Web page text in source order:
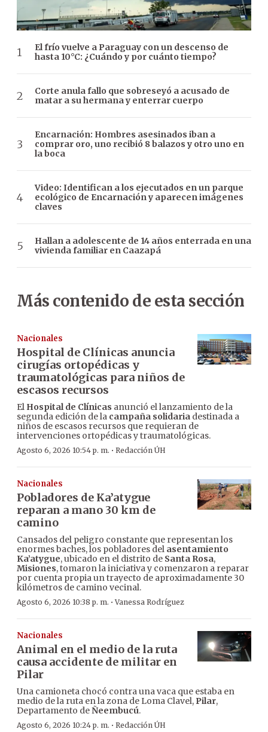
El frío vuelve a Paraguay con un descenso de
hasta 10°C: ¿Cuándo y por cuánto tiempo?
Corte anula fallo que sobreseyó a acusado de
matar a su hermana y enterrar cuerpo
Encarnación: Hombres asesinados iban a
comprar oro, uno recibió 8 balazos y otro uno en
la boca
Video: Identifican a los ejecutados en un parque
ecológico de Encarnación y aparecen imágenes
claves
Hallan a adolescente de 14 años enterrada en una
vivienda familiar en Caazapá
Más contenido de esta sección
Nacionales
Hospital de Clínicas anuncia
cirugías ortopédicas y
traumatológicas para niños de
escasos recursos
El Hospital de Clínicas anunció el lanzamiento de la
segunda edición de la campaña solidaria destinada a
niños de escasos recursos que requieran de
intervenciones ortopédicas y traumatológicas.
Agosto 6, 2026 10:54 p. m. · Redacción ÚH
Nacionales
Pobladores de Ka’atygue
reparan a mano 30 km de
camino
Cansados del peligro constante que representan los
enormes baches, los pobladores del asentamiento
Ka’atygue, ubicado en el distrito de Santa Rosa,
Misiones, tomaron la iniciativa y comenzaron a reparar
por cuenta propia un trayecto de aproximadamente 30
kilómetros de camino vecinal.
Agosto 6, 2026 10:38 p. m. ·Vanessa Rodríguez
Nacionales
Animal en el medio de la ruta
causa accidente de militar en
Pilar
Una camioneta chocó contra una vaca que estaba en
medio de la ruta en la zona de Loma Clavel, Pilar,
Departamento deÑeembucú.
Agosto 6, 2026 10:24 p. m. · Redacción ÚH